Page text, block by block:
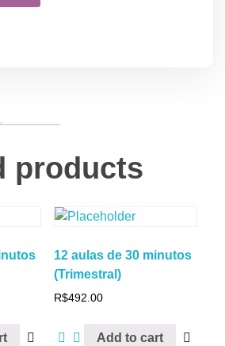
products
12 aulas de 30 minutos
(Trimestral)
R$492.00
Add to cart